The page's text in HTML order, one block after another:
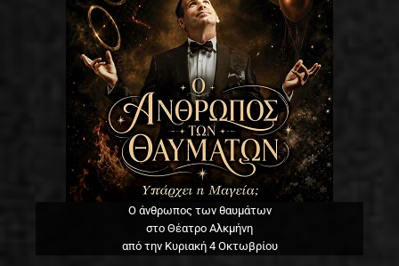
Ο άνθρωπος των θαυμάτων
στο Θέατρο Αλκμήνη
από την Κυριακή 4 Οκτωβρίου